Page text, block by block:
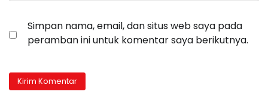
Simpan nama, email, dan situs web saya pada
peramban ini untuk komentar saya berikutnya.